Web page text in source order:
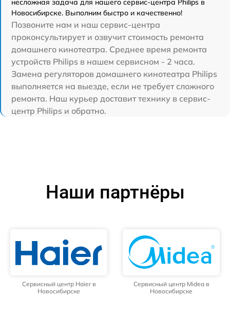
несложная задача для нашего сервис-центра Philips в
Новосибирске. Выполним быстро и качественно!
Позвоните нам и наш сервис-центра
проконсультирует и озвучит стоимость ремонта
домашнего кинотеатра. Среднее время ремонта
устройств Philips в нашем сервисном - 2 часа.
Замена регуляторов домашнего кинотеатра Philips
выполняется на выезде, если не требует сложного
ремонта. Наш курьер доставит технику в сервис-
центр Philips и обратно.
Наши партнёры
Сервисный центр Haier в
Новосибирске
Сервисный центр Midea в
Новосибирске